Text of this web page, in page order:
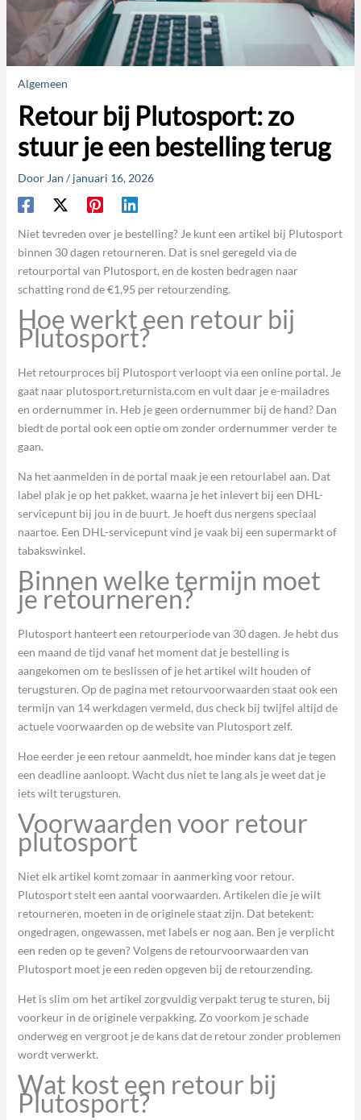
Algemeen
Retour bij Plutosport: zo
stuur je een bestelling terug
Door Jan /januari 16, 2026
Niet tevreden over je bestelling? Je kunt een artikel bij Plutosport
binnen 30 dagen retourneren. Dat is snel geregeld via de
retourportal van Plutosport, en de kosten bedragen naar
schatting rond de €1,95 per retourzending.
Hoe werkt een retour bij
Plutosport?
Het retourproces bij Plutosport verloopt via een online portal. Je
gaat naar plutosport.returnista.com en vult daar je e-mailadres
en ordernummer in. Heb je geen ordernummer bij de hand? Dan
biedt de portal ook een optie om zonder ordernummer verder te
gaan.
Na het aanmelden in de portal maak je een retourlabel aan. Dat
label plak je op het pakket, waarna je het inlevert bij een DHL-
servicepunt bij jou in de buurt. Je hoeft dus nergens speciaal
naartoe. Een DHL-servicepunt vind je vaak bij een supermarkt of
tabakswinkel.
Binnen welke termijn moet
je retourneren?
Plutosport hanteert een retourperiode van 30 dagen. Je hebt dus
een maand de tijd vanaf het moment dat je bestelling is
aangekomen om te beslissen of je het artikel wilt houden of
terugsturen. Op de pagina met retourvoorwaarden staat ook een
termijn van 14 werkdagen vermeld, dus check bij twijfel altijd de
actuele voorwaarden op de website van Plutosport zelf.
Hoe eerder je een retour aanmeldt, hoe minder kans dat je tegen
een deadline aanloopt. Wacht dus niet te lang als je weet dat je
iets wilt terugsturen.
Voorwaarden voor retour
plutosport
Niet elk artikel komt zomaar in aanmerking voor retour.
Plutosport stelt een aantal voorwaarden. Artikelen die je wilt
retourneren, moeten in de originele staat zijn. Dat betekent:
ongedragen, ongewassen, met labels er nog aan. Ben je verplicht
een reden op te geven? Volgens de retourvoorwaarden van
Plutosport moet je een reden opgeven bij de retourzending.
Het is slim om het artikel zorgvuldig verpakt terug te sturen, bij
voorkeur in de originele verpakking. Zo voorkom je schade
onderweg en vergroot je de kans dat de retour zonder problemen
wordt verwerkt.
Wat kost een retour bij
Plutosport?